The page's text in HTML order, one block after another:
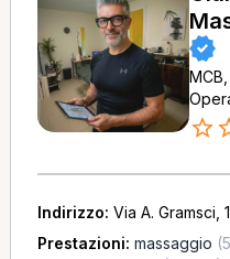
Indirizzo: Via A. Gramsci,
Prestazioni: massaggio